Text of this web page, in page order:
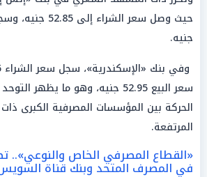
جنيه.
سعر البيع 52.95 جنيه، وهو ما
الحركة بين المؤسسات المصرفية الكبرى ذات
المرتفعة.
«القطاع المصرفي الخاص والنوعي»..
في المصرف المتحد وبنك قناة